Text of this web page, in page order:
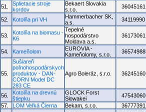
51.
Splietacie stroje
kordov
Bekaert Slovakia
s.r.o.
36045161
52. Kotolňa pri VH
Hammerbacher SK,
a.s.
34119990
53.
Kotolňa na biomasu -
K6
Tepelné
hospodárstvo
Moldava a.s.
36173061
54. Kameňolom
EUROVIA -
Kameňolomy, s.r.o.
36574988
55.
Sušiareň
poľnohospodárskych
produktov - DAN-
CORN Model DC
283 CE
Agro Boleráz, s.r.o. 36245160
56.
Kotolňa na drevnú
štiepku
GLOCK Forst
Slowakei
47543060
57.
LOM Veľká Čierna Bekam, s.r.o. 36777391